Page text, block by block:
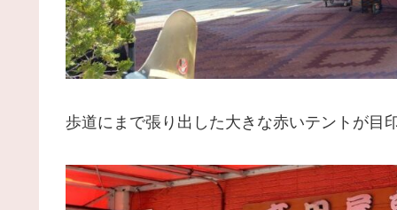
歩道にまで張り出した大きな赤いテントが目